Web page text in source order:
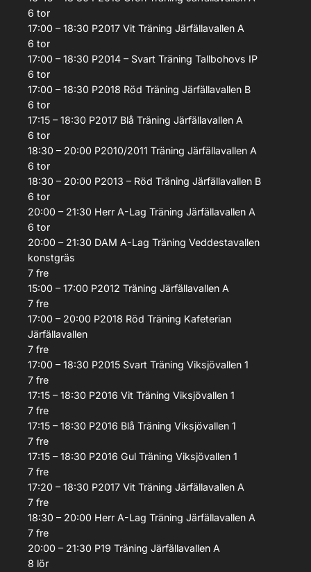
6 tor
17:00 – 18:30 P2017 Vit Träning Järfällavallen A
6 tor
17:00 – 18:30 P2014 – Svart Träning Tallbohovs IP
6 tor
17:00 – 18:30 P2018 Röd Träning Järfällavallen B
6 tor
17:15 – 18:30 P2017 Blå Träning Järfällavallen A
6 tor
18:30 – 20:00 P2010/2011 Träning Järfällavallen A
6 tor
18:30 – 20:00 P2013 – Röd Träning Järfällavallen B
6 tor
20:00 – 21:30 Herr A-Lag Träning Järfällavallen A
6 tor
20:00 – 21:30 DAM A-Lag Träning Veddestavallen
konstgräs
7 fre
15:00 – 17:00 P2012 Träning Järfällavallen A
7 fre
17:00 – 20:00 P2018 Röd Träning Kafeterian
Järfällavallen
7 fre
17:00 – 18:30 P2015 Svart Träning Viksjövallen 1
7 fre
17:15 – 18:30 P2016 Vit Träning Viksjövallen 1
7 fre
17:15 – 18:30 P2016 Blå Träning Viksjövallen 1
7 fre
17:15 – 18:30 P2016 Gul Träning Viksjövallen 1
7 fre
17:20 – 18:30 P2017 Vit Träning Järfällavallen A
7 fre
18:30 – 20:00 Herr A-Lag Träning Järfällavallen A
7 fre
20:00 – 21:30 P19 Träning Järfällavallen A
8 lör